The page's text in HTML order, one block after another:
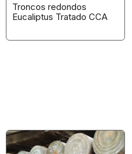
Troncos redondos
Eucaliptus Tratado CCA